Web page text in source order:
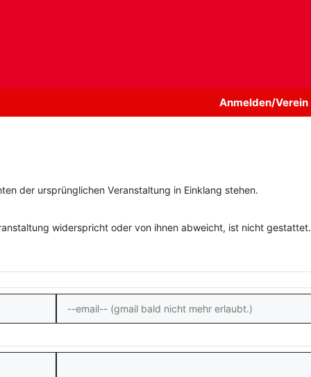
Anmelden/Verein
der ursprünglichen Veranstaltung in Einklang stehen.
widerspricht oder von ihnen abweicht, ist nicht gestattet.